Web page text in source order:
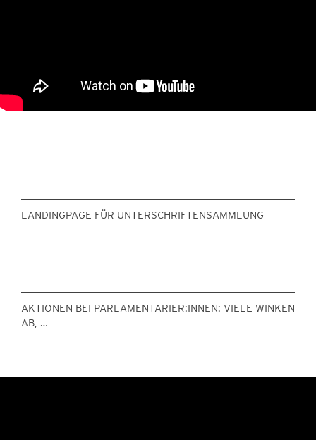
LANDINGPAGE FÜR UNTERSCHRIFTENSAMMLUNG
AKTIONEN BEI PARLAMENTARIER:INNEN: VIELE WINKEN
AB, …